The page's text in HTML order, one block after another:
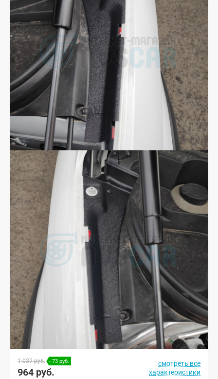
1 037 руб. - 73 руб.
964 руб.
смотреть все
характеристики